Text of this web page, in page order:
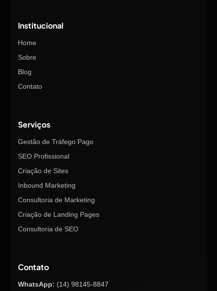
Institucional
Home
Sobre
Blog
Contato
Serviços
Gestão de Tráfego Pago
SEO Profissional
Criação de Sites
Inbound Marketing
Consultoria de Marketing
Criação de Landing Pages
Consultoria de SEO
Contato
WhatsApp: (14) 98145-8847